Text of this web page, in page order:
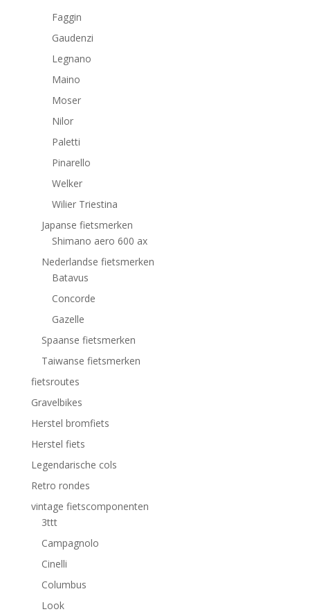
Faggin
Gaudenzi
Legnano
Maino
Moser
Nilor
Paletti
Pinarello
Welker
Wilier Triestina
Japanse fietsmerken
Shimano aero 600 ax
Nederlandse fietsmerken
Batavus
Concorde
Gazelle
Spaanse fietsmerken
Taiwanse fietsmerken
fietsroutes
Gravelbikes
Herstel bromfiets
Herstel fiets
Legendarische cols
Retro rondes
vintage fietscomponenten
3ttt
Campagnolo
Cinelli
Columbus
Look